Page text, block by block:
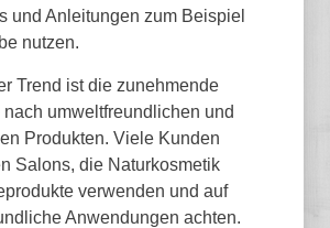
und Anleitungen zum Beispiel
nutzen.
Trend ist die zunehmende
nach umweltfreundlichen und
Produkten. Viele Kunden
Salons, die Naturkosmetik
verwenden und auf
Anwendungen achten.